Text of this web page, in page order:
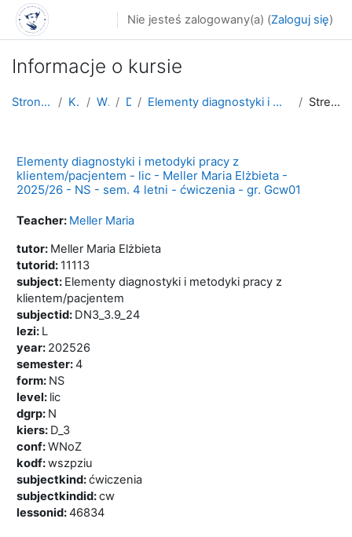
Przejdź do głównej zawartości
Nie jesteś zalogowany(a) (Zaloguj się)
Informacje o kursie
Strona główna Kursy WNoZ D_3 Elementy diagnostyki i metodyki pracy z klientem/p... Streszczenie
Elementy diagnostyki i metodyki pracy z
klientem/pacjentem - lic - Meller Maria Elżbieta -
2025/26 - NS - sem. 4 letni - ćwiczenia - gr. Gcw01
Teacher: Meller Maria
tutor: Meller Maria Elżbieta
tutorid: 11113
subject: Elementy diagnostyki i metodyki pracy z
klientem/pacjentem
subjectid: DN3_3.9_24
lezi: L
year: 202526
semester:4
form: NS
level: lic
dgrp: N
kiers: D_3
conf:WNoZ
kodf:wszpziu
subjectkind:ćwiczenia
subjectkindid:cw
lessonid:46834